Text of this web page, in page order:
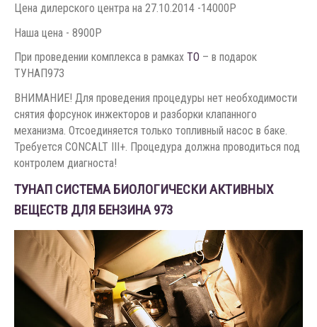
Цена дилерского центра на 27.10.2014 -14000P
Наша цена - 8900P
При проведении комплекса в рамках ТО – в подарок
ТУНАП973
ВНИМАНИЕ! Для проведения процедуры нет необходимости
снятия форсунок инжекторов и разборки клапанного
механизма. Отсоединяется только топливный насос в баке.
Требуется CONCALT III+. Процедура должна проводиться под
контролем диагноста!
ТУНАП СИСТЕМА БИОЛОГИЧЕСКИ АКТИВНЫХ
ВЕЩЕСТВ ДЛЯ БЕНЗИНА 973